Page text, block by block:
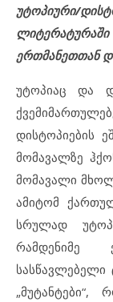
უტოპიური/
ერთმანეთთან
უტოპიაც და
დისტოპიების
მომავალზე
მომავალი
ამიტომ
სრულად
რამდენიმე
სასწავლებელი
„მუტანტები“,